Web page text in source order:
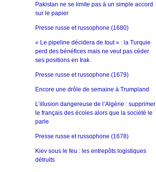
Pakistan ne se limite pas à un simple accord
sur le papier
Presse russe et russophone (1680)
« Le pipeline décidera de tout » : la Turquie
perd des bénéfices mais ne veut pas céder
ses positions en Irak
Presse russe et russophone (1679)
Encore une drôle de semaine à Trumpland
L’illusion dangereuse de l’Algérie : supprimer
le français des écoles alors que la société le
parle
Presse russe et russophone (1678)
Kiev sous le feu : les entrepôts logistiques
détruits